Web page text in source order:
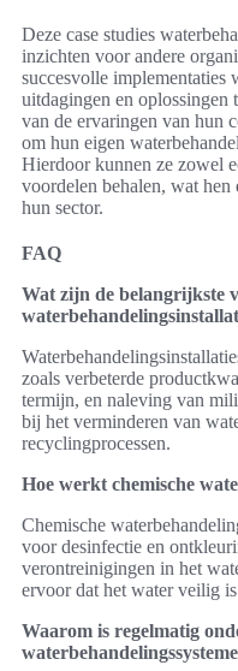
Deze case studies
inzichten voor andere
succesvolle
uitdagingen en oplossingen
van de ervaringen van hun
om hun eigen
Hierdoor kunnen ze zowel
voordelen behalen, wat
hun sector.
FAQ
Wat zijn de belangrijkste
zoals verbeterde
termijn, en naleving van
bij het verminderen van
recyclingprocessen.
Hoe werkt chemische
Chemische
voor desinfectie en
verontreinigingen in het
ervoor dat het water veilig
Waarom is regelmatig